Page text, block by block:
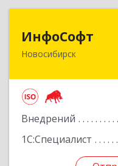
ИнфоСофт
Новосибирск
Внедрений
1С:Специалист
630091,